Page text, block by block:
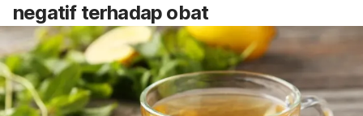
negatif terhadap obat